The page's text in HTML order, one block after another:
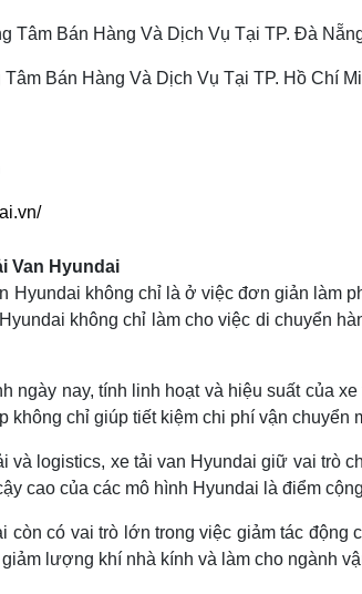
Tâm Bán Hàng Và Dịch Vụ Tại TP. Đà
Tâm Bán Hàng Và Dịch Vụ Tại TP. Hồ Chí
Van Hyundai
Hyundai không chỉ là ở việc đơn giản làm
không chỉ làm cho việc di chuyển
ngày nay, tính linh hoạt và hiệu suất của
không chỉ giúp tiết kiệm chi phí vận
và logistics, xe tải van Hyundai giữ vai trò
cao của các mô hình Hyundai là điểm
còn có vai trò lớn trong việc giảm tác
lượng khí nhà kính và làm cho ngành